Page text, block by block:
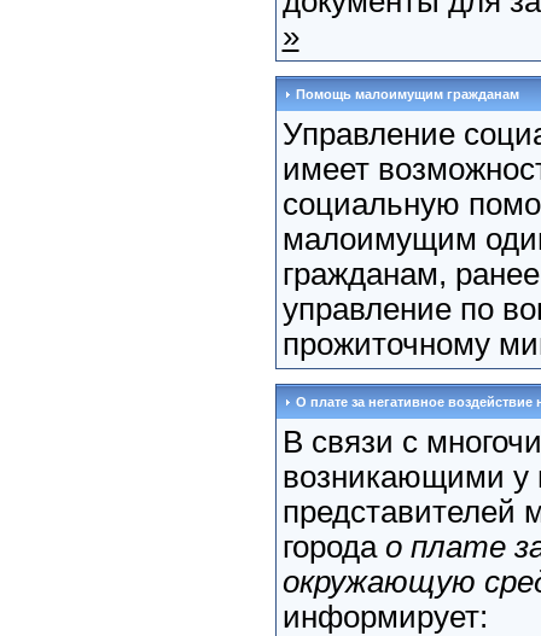
»
Помощь малоимущим гражданам
Управление
имеет
социальную
малоимущим
гражданам,
управление по
прожиточному
О плате за негативное воздействие
В связи с
возникающими у
представителей
города о плате
окружающую
информирует: